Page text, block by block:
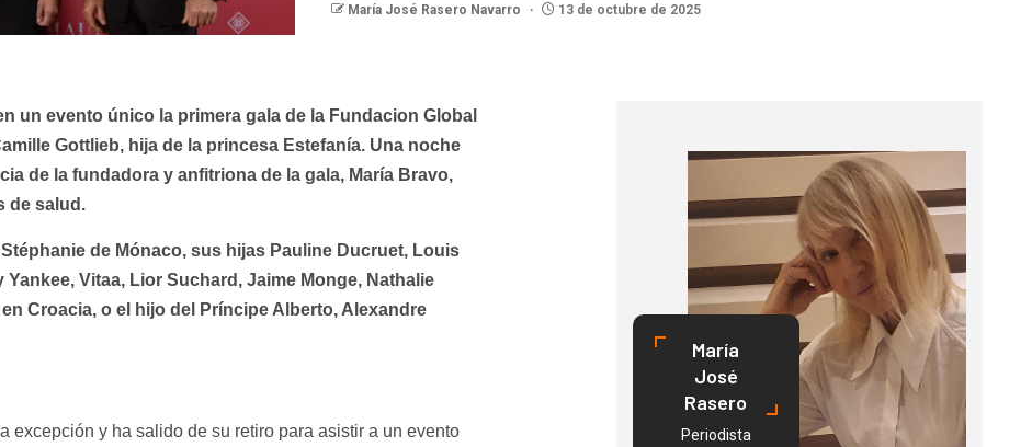
María José Rasero Navarro 13 de octubre de 2025
un evento único la primera gala de la Fundacion Global
Gottlieb, hija de la princesa Estefanía. Una noche
de la fundadora y anfitriona de la gala, María Bravo,
de salud.
de Mónaco, sus hijas Pauline Ducruet, Louis
Yankee, Vitaa, Lior Suchard, Jaime Monge, Nathalie
Croacia, o el hijo del Príncipe Alberto, Alexandre
excepción y ha salido de su retiro para asistir a un evento
María
José
Rasero
Periodista